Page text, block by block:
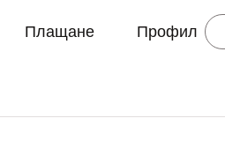
Плащане Профил